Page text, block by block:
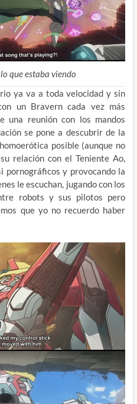
que estaba viendo
ya va a toda velocidad y sin
un Bravern cada vez más
una reunión con los mandos
se pone a descubrir de la
posible (aunque no
relación con el Teniente Ao,
pornográficos y provocando la
le escuchan, jugando con los
robots y sus pilotos pero
que yo no recuerdo haber